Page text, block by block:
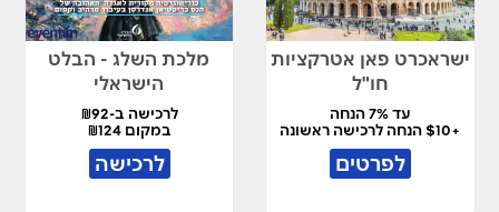
ישראכרט פאן אטרקציות
חו"ל
עד 7% הנחה
+$10 הנחה לרכישה ראשונה
לפרטים
מלכת השלג - הבלט
הישראלי
לרכישה ב-₪92
במקום ₪124
לרכישה